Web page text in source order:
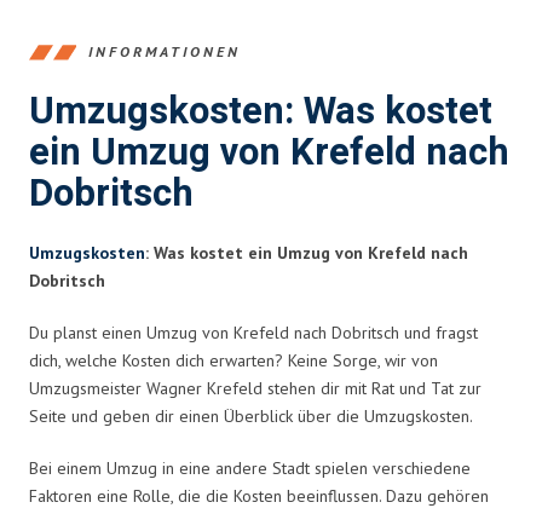
INFORMATIONEN
Umzugskosten: Was kostet
ein Umzug von Krefeld nach
Dobritsch
Umzugskosten: Was kostet ein Umzug von Krefeld nach
Dobritsch
Du planst einen Umzug von Krefeld nach Dobritsch und fragst
dich, welche Kosten dich erwarten? Keine Sorge, wir von
Umzugsmeister Wagner Krefeld stehen dir mit Rat und Tat zur
Seite und geben dir einen Überblick über die Umzugskosten.
Bei einem Umzug in eine andere Stadt spielen verschiedene
Faktoren eine Rolle, die die Kosten beeinflussen. Dazu gehören